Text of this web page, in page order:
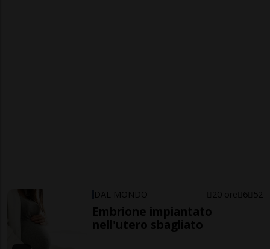
DAL MONDO 20 ore 6 52
Embrione impiantato
nell'utero sbagliato